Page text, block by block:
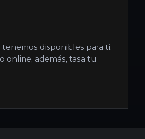
disponibles para ti.
online, además, tasa tu